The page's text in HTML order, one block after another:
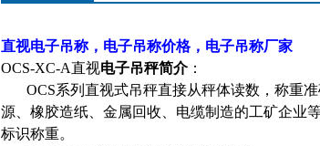
直视电子吊称，电子吊称价格，电子吊称厂家
OCS-XC-A直视电子吊秤简介：
OCS系列直视式吊秤直接从秤体读数，称重
源、橡胶造纸、金属回收、电缆制造的工矿企业
标识称重。